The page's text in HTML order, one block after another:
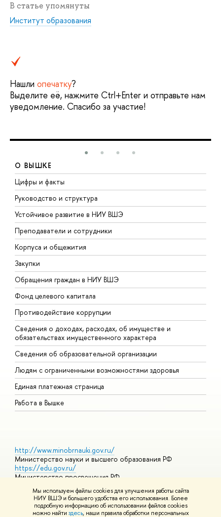
Мы используем файлы cookies для улучшения работы сайта
НИУ ВШЭ и большего удобства его использования. Более
подробную информацию об использовании файлов cookies
можно найти здесь, наши правила обработки персональных
В статье упомянуты
Институт образования
Нашли опечатку?
Выделите её, нажмите Ctrl+Enter и отправьте нам
уведомление. Спасибо за участие!
О ВЫШКЕ
Цифры и факты
Руководство и структура
Устойчивое развитие в НИУ ВШЭ
Преподаватели и сотрудники
Корпуса и общежития
Закупки
Обращения граждан в НИУ ВШЭ
Фонд целевого капитала
Противодействие коррупции
Сведения о доходах, расходах, об имуществе и
обязательствах имущественного характера
Сведения об образовательной организации
Людям с ограниченными возможностями здоровья
Единая платежная страница
Работа в Вышке
http://www.minobrnauki.gov.ru/
Министерство науки и высшего образования РФ
https://edu.gov.ru/
Министерство просвещения РФ
https://elearning.hse.ru/mooc
Массовые открытые онлайн-курсы